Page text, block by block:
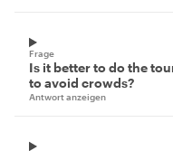
Frage
Is it better to do the
to avoid crowds?
Antwort anzeigen